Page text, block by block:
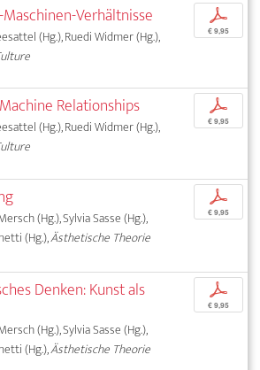
Verhältnisse
(Hg.), Ruedi Widmer (Hg.),
p
€ 9,95
Relationships
(Hg.), Ruedi Widmer (Hg.),
p
€ 9,95
(Hg.), Sylvia Sasse (Hg.),
(Hg.),Ästhetische Theorie
p
€ 9,95
Denken: Kunst als
(Hg.), Sylvia Sasse (Hg.),
(Hg.),Ästhetische Theorie
p
€ 9,95